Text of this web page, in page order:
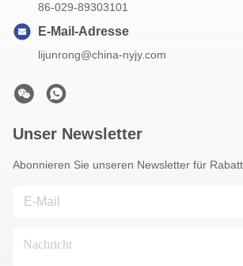
86-029-89303101
E-Mail-Adresse
lijunrong@china-nyjy.com
Unser Newsletter
Abonnieren Sie unseren Newsletter für